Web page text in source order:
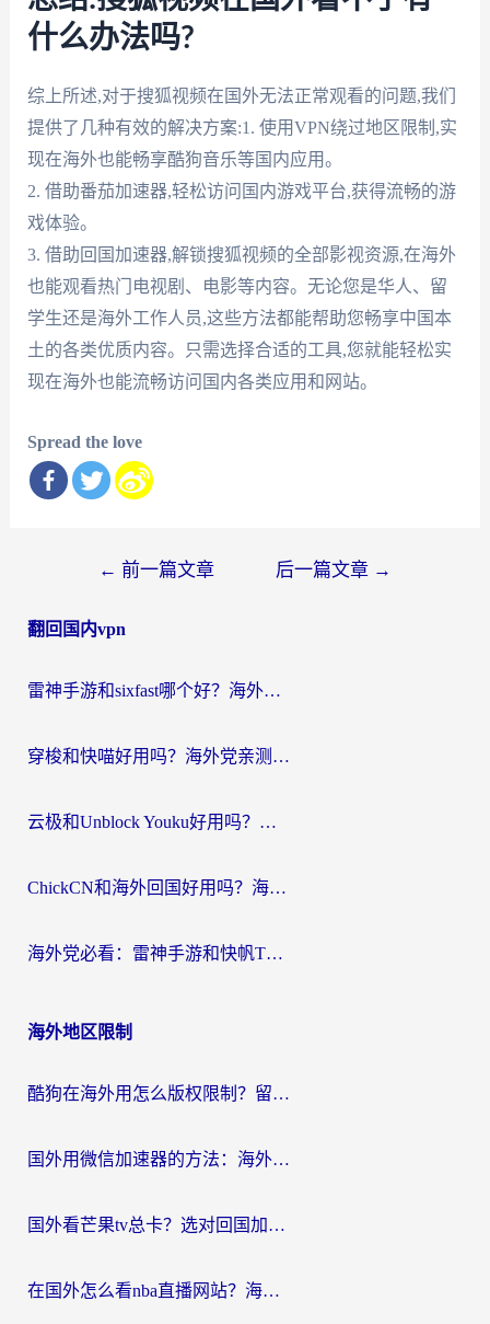
什么办法吗?
综上所述,对于搜狐视频在国外无法正常观看的问题,我们
提供了几种有效的解决方案:1. 使用VPN绕过地区限制,实
现在海外也能畅享酷狗音乐等国内应用。
2. 借助番茄加速器,轻松访问国内游戏平台,获得流畅的游
戏体验。
3. 借助回国加速器,解锁搜狐视频的全部影视资源,在海外
也能观看热门电视剧、电影等内容。无论您是华人、留
学生还是海外工作人员,这些方法都能帮助您畅享中国本
土的各类优质内容。只需选择合适的工具,您就能轻松实
现在海外也能流畅访问国内各类应用和网站。
Spread the love
导
← 前一篇文章 后一篇文章 →
翻回国内vpn
雷神手游和sixfast哪个好？海外党亲测3款回国加速器，教你选对不踩坑
穿梭和快喵好用吗？海外党亲测：小众加速器对比+番茄加速器深度体验
云极和Unblock Youku好用吗？海外党亲测+2026回国加速器避坑指南
ChickCN和海外回国好用吗？海外党2026亲测：从手游到影音，选对加速器的3个关键
海外党必看：雷神手游和快帆TV版好用吗？3步选对回国加速器不踩坑
海外地区限制
酷狗在海外用怎么版权限制？留学生亲测：3步解决听国内音乐难题
国外用微信加速器的方法：海外党无缝连接国内生活的实用指南
国外看芒果tv总卡？选对回国加速器，轻松追《浪姐》不费劲
在国外怎么看nba直播网站？海外党专属体育观赛指南，告别地区限制！